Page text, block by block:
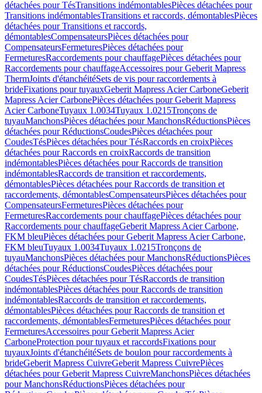
détachées pour TésTransitions indémontablesPièces détachées pour
Transitions indémontablesTransitions et raccords, démontablesPièces
détachées pour Transitions et raccords,
démontablesCompensateursPièces détachées pour
CompensateursFermeturesPièces détachées pour
FermeturesRaccordements pour chauffagePièces détachées pour
Raccordements pour chauffageAccessoires pour Geberit Mapress
ThermJoints d'étanchéitéSets de vis pour raccordements à
brideFixations pour tuyauxGeberit Mapress Acier CarboneGeberit
Mapress Acier CarbonePièces détachées pour Geberit Mapress
Acier CarboneTuyaux 1.0034Tuyaux 1.0215Tronçons de
tuyauManchonsPièces détachées pour ManchonsRéductionsPièces
détachées pour RéductionsCoudesPièces détachées pour
CoudesTésPièces détachées pour TésRaccords en croixPièces
détachées pour Raccords en croixRaccords de transition
indémontablesPièces détachées pour Raccords de transition
indémontablesRaccords de transition et raccordements,
démontablesPièces détachées pour Raccords de transition et
raccordements, démontablesCompensateursPièces détachées pour
CompensateursFermeturesPièces détachées pour
FermeturesRaccordements pour chauffagePièces détachées pour
Raccordements pour chauffageGeberit Mapress Acier Carbone,
FKM bleuPièces détachées pour Geberit Mapress Acier Carbone,
FKM bleuTuyaux 1.0034Tuyaux 1.0215Tronçons de
tuyauManchonsPièces détachées pour ManchonsRéductionsPièces
détachées pour RéductionsCoudesPièces détachées pour
CoudesTésPièces détachées pour TésRaccords de transition
indémontablesPièces détachées pour Raccords de transition
indémontablesRaccords de transition et raccordements,
démontablesPièces détachées pour Raccords de transition et
raccordements, démontablesFermeturesPièces détachées pour
FermeturesAccessoires pour Geberit Mapress Acier
CarboneProtection pour tuyaux et raccordsFixations pour
tuyauxJoints d'étanchéitéSets de boulon pour raccordements à
brideGeberit Mapress CuivreGeberit Mapress CuivrePièces
détachées pour Geberit Mapress CuivreManchonsPièces détachées
pour ManchonsRéductionsPièces détachées pour